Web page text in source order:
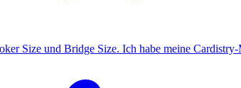
Size und Bridge Size. Ich habe meine